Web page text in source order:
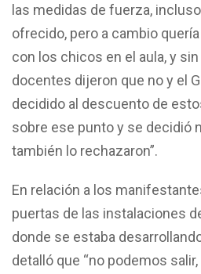
las medidas de fuerza,
ofrecido, pero a cambio
con los chicos en el aula, y
docentes dijeron que no y el
decidido al descuento de
sobre ese punto y se decidió
también lo rechazaron”.
En relación a los
puertas de las instalaciones
donde se estaba
detalló que “no podemos